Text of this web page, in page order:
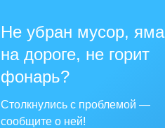
Не убран мусор, яма
на дороге, не горит
фонарь?
Столкнулись с проблемой —
сообщите о ней!